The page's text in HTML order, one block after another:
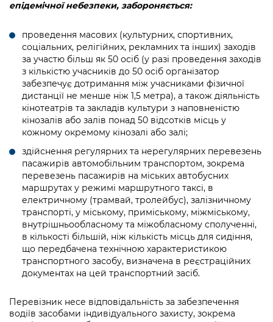
епідемічної небезпеки, забороняється:
проведення масових (культурних, спортивних,
соціальних, релігійних, рекламних та інших) заходів
за участю більш як 50 осіб (у разі проведення заходів
з кількістю учасників до 50 осіб організатор
забезпечує дотримання між учасниками фізичної
дистанції не менше ніж 1,5 метра), а також діяльність
кінотеатрів та закладів культури з наповненістю
кінозалів або залів понад 50 відсотків місць у
кожному окремому кінозалі або залі;
здійснення регулярних та нерегулярних перевезень
пасажирів автомобільним транспортом, зокрема
перевезень пасажирів на міських автобусних
маршрутах у режимі маршрутного таксі, в
електричному (трамвай, тролейбус), залізничному
транспорті, у міському, приміському, міжміському,
внутрішньообласному та міжобласному сполученні,
в кількості більшій, ніж кількість місць для сидіння,
що передбачена технічною характеристикою
транспортного засобу, визначена в реєстраційних
документах на цей транспортний засіб.
Перевізник несе відповідальність за забезпечення
водіїв засобами індивідуального захисту, зокрема